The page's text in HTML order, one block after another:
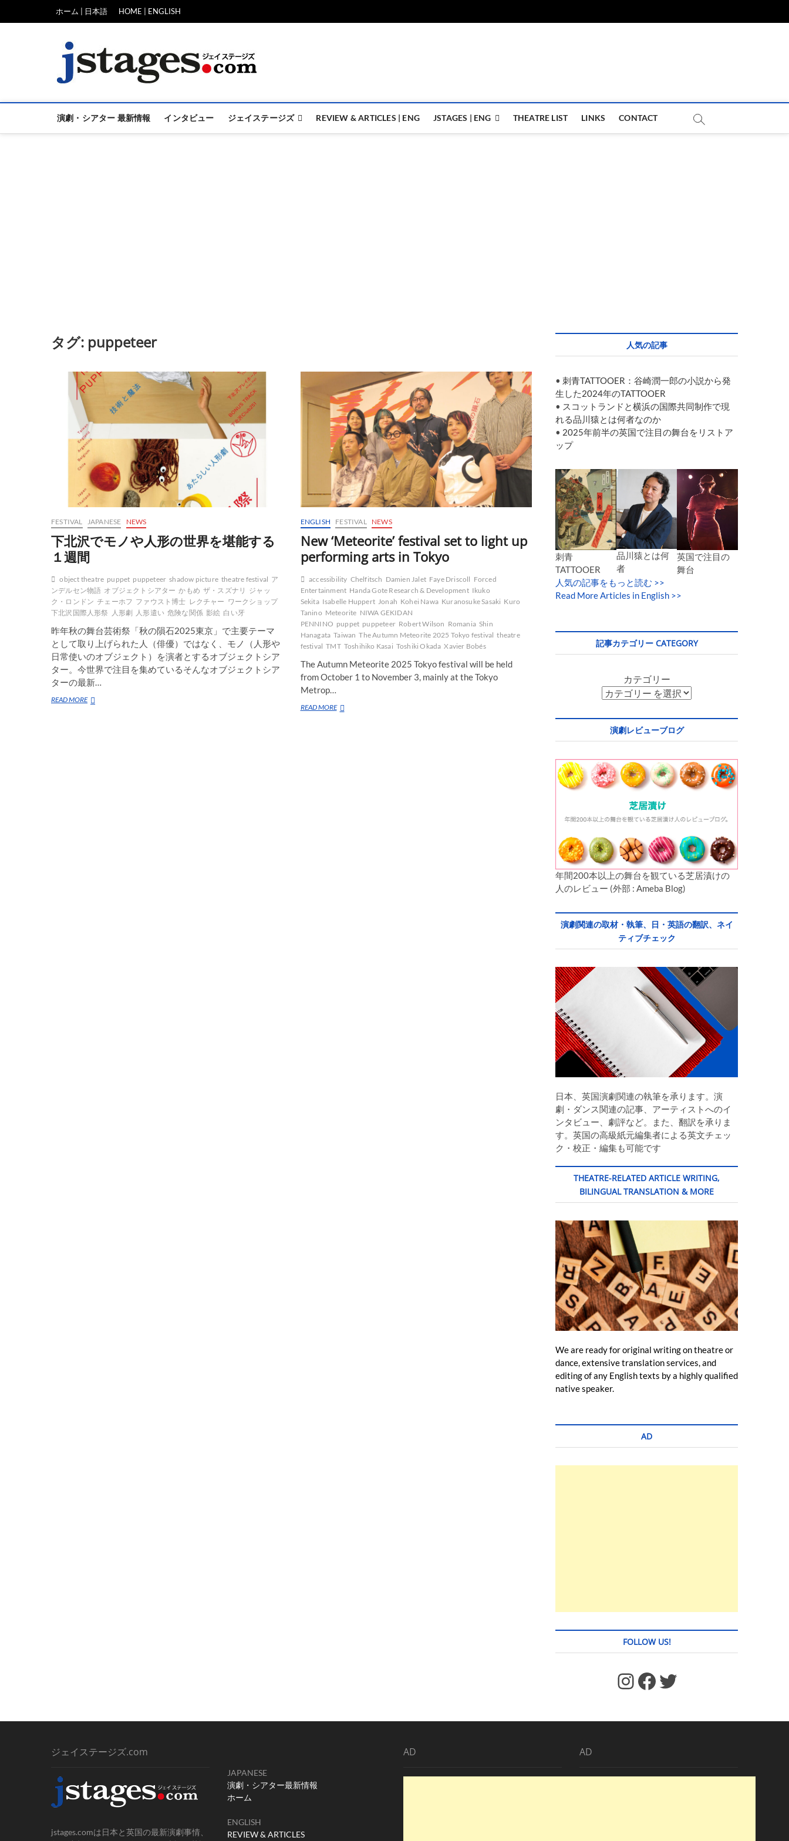
ホーム | 日本語 HOME | ENGLISH
演劇・シアター 最新情報 インタビュー ジェイステージズ REVIEW & ARTICLES | ENG JSTAGES | ENG THEATRE LIST LINKS CONTACT
タグ: puppeteer
FESTIVAL JAPANESE NEWS
下北沢でモノや人形の世界を堪能する
１週間
object theatre puppet puppeteer shadow picture theatre festival ア
ンデルセン物語 オブジェクトシアター かもめ ザ・スズナリ ジャッ
ク・ロンドン チェーホフ ファウスト博士 レクチャー ワークショップ
下北沢国際人形祭
人形劇 人形遣い 危険な関係 影絵 白い牙
昨年秋の舞台芸術祭「秋の隕石2025東京」で主要テーマ
として取り上げられた人（俳優）ではなく、モノ（人形や
日常使いのオブジェクト）を演者とするオブジェクトシア
ター。今世界で注目を集めているそんなオブジェクトシア
ターの最新…
READ MORE下
ENGLISH FESTIVAL NEWS
New ‘Meteorite’ festival set to light up
performing arts in Tokyo
accessibility Chelfitsch Damien Jalet Faye Driscoll Forced
Entertainment Handa Gote Research & Development Ikuko
Sekita Isabelle Huppert Jonah Kohei Nawa Kuranosuke Sasaki Kuro
Tanino Meteorite NIWA GEKIDAN
PENNINO puppet puppeteer Robert Wilson Romania Shin
Hanagata Taiwan The Autumn Meteorite 2025 Tokyo festival theatre
festival TMT Toshihiko Kasai Toshiki Okada Xavier Bobés
The Autumn Meteorite 2025 Tokyo festival will be held
from October 1 to November 3, mainly at the Tokyo
Metrop…
READ MORENew
人気の記事
• 刺青TATTOOER：谷崎潤一郎の小説から発
生した2024年のTATTOOER
• スコットランドと横浜の国際共同制作で現
れる品川猿とは何者なのか
• 2025年前半の英国で注目の舞台をリストア
ップ
刺青
TATTOOER
品川猿とは何
者
英国で注目の
舞台
人気の記事をもっと読む >>
Read More Articles in English >>
記事カテゴリー CATEGORY
カテゴリー
演劇レビューブログ
年間200本以上の舞台を観ている芝居漬けの
人のレビュー (外部 : Ameba Blog)
演劇関連の取材・執筆、日・英語の翻訳、ネイ
ティブチェック
日本、英国演劇関連の執筆を承ります。演
劇・ダンス関連の記事、アーティストへのイ
ンタビュー、劇評など。また、翻訳を承りま
す。英国の高級紙元編集者による英文チェッ
ク・校正・編集も可能です
THEATRE-RELATED ARTICLE WRITING,
BILINGUAL TRANSLATION & MORE
We are ready for original writing on theatre or
dance, extensive translation services, and
editing of any English texts by a highly qualified
native speaker.
AD
FOLLOW US!
https://www.facebook.com/jstages/ Facebook Twitter
ジェイステージズ.com
jstages.comは日本と英国の最新演劇事情、
JAPANESE
演劇・シアター最新情報
ホーム
ENGLISH
REVIEW & ARTICLES
AD AD